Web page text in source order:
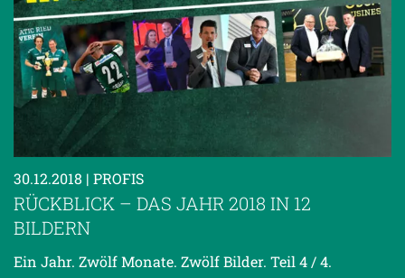
30.12.2018 | PROFIS
RÜCKBLICK – DAS JAHR 2018 IN 12
BILDERN
Ein Jahr. Zwölf Monate. Zwölf Bilder. Teil 4 / 4.